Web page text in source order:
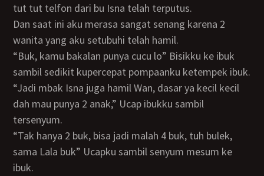
tut tut telfon dari bu Isna telah terputus.
Dan saat ini aku merasa sangat senang karena 2
wanita yang aku setubuhi telah hamil.
“Buk, kamu bakalan punya cucu lo” Bisikku ke ibuk
sambil sedikit kupercepat pompaanku ketempek ibuk.
“Jadi mbak Isna juga hamil Wan, dasar ya kecil kecil
dah mau punya 2 anak,” Ucap ibukku sambil
tersenyum.
“Tak hanya 2 buk, bisa jadi malah 4 buk, tuh bulek,
sama Lala buk” Ucapku sambil senyum mesum ke
ibuk.